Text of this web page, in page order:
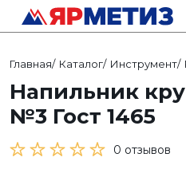
Главная/ Каталог/ Инструмент/
Напильник
№3 Гост 1465
0 отзывов